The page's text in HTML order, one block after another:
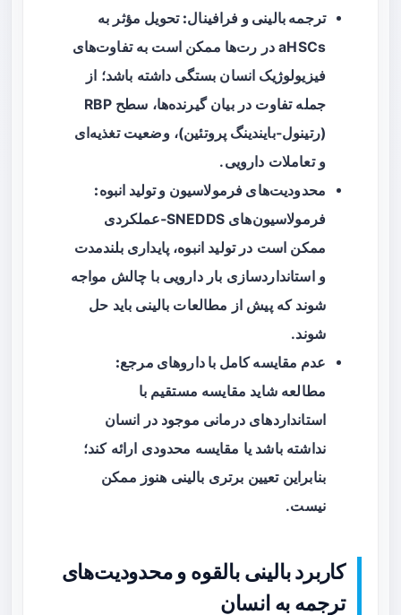
ترجمه بالینی و فرافینال: تحویل مؤثر به
aHSCs در رت‌ها ممکن است به تفاوت‌های
فیزیولوژیک انسان بستگی داشته باشد؛ از
جمله تفاوت در بیان گیرنده‌ها، سطح RBP
(رتینول‑بایندینگ پروتئین)، وضعیت تغذیه‌ای
و تعاملات دارویی.
محدودیت‌های فرمولاسیون و تولید انبوه:
فرمولاسیون‌های SNEDDS‑عملکردی
ممکن است در تولید انبوه، پایداری بلندمدت
و استانداردسازی بار دارویی با چالش مواجه
شوند که پیش از مطالعات بالینی باید حل
شوند.
عدم مقایسه کامل با داروهای مرجع:
مطالعه شاید مقایسه مستقیم با
استانداردهای درمانی موجود در انسان
نداشته باشد یا مقایسه محدودی ارائه کند؛
بنابراین تعیین برتری بالینی هنوز ممکن
نیست.
کاربرد بالینی بالقوه و محدودیت‌های
ترجمه به انسان